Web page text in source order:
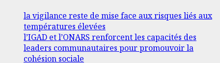
la vigilance reste de mise face aux risques liés aux
températures élevées
l’IGAD et l’ONARS renforcent les capacités des
leaders communautaires pour promouvoir la
cohésion sociale